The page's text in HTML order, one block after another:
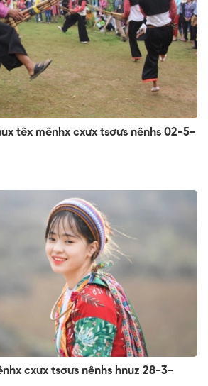
têx mênhx cxưx tsơưs nênhs 02-5-
cxưx tsơưs nênhs hnuz 28-3-